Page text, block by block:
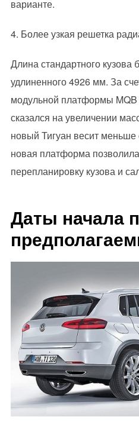
варианте.
4. Более узкая решетка
Длина стандартного кузова
удлиненного 4926 мм. За
модульной платформы MQB
сказался на увеличении
новый Тигуан весит меньше
новая платформа
перепланировку кузова и
Даты начала